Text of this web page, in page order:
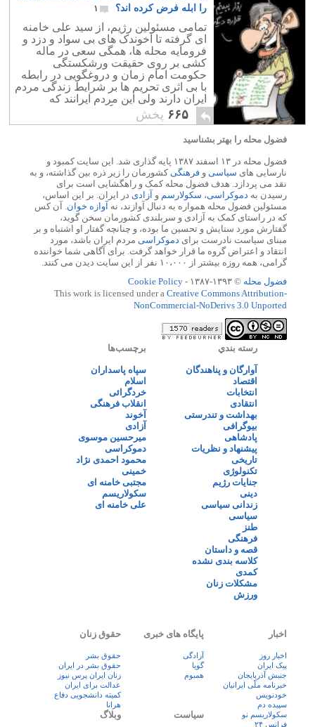
را ابله فرض کرده اند؟
۱
تمامی مسئولین رژیم، از سید علی خامنه
ای گرفته تا آخوندک های بی سواد و دزد و
فرومایه محله ها، همگی سعی در ماله
کشی بر روی حقیقت ورشکستگی
حکومت امام زمان و دروغگویی در رابطه
با بی اثری تحریم ها بر شرایط زندگی مردم
ایران دارند ولی این مردم ایرانند که
درشرابط دردناک زندگی به سر می برند و
قربانی می شوند.
۶۶۵ پخش
فضول محله را بهتر بشناسید
فضول محله در ۱۳ اسفند ۱۳۸۷ پایه گذاری شد. این سایت کمبود و
نارسایی های سیاسی و فرهنگیکشورمان را زیر ذره بین گذاشته، و به
نقد می پردازد. هدف فضول محله کمک و راهگشایی است برای
رسیدن به دموکراسی، سکولارسم و آزادی در ایران. بر این اساس،
مسئولین فضول محله همواره به دنبال آوازند، نه آوازه خوان. آن کس
که در راستای کمک به آزادی و سربلندی کشورمان سخن گوید،
گفتارش مورد ستایش و تحسین ما بوده، و چنانچه گفتار او اشتباه و بر
مبنای سیاست نادرست برای دموکراسی مردم ایران باشد، مورد
انتقاد و اعتراض گروه ما قرار خواهد گرفت. برای آگاهی شما خواننده
گرامی، همه روزه بیشتر از ۱۰،۰۰۰ نفر از این سایت دیدن می کنند.
فضول محله © ۱۳۹۳-۱۳۸۷ -
Cookie Policy
This work is licensed under a Creative Commons Attribution-
NonCommercial-NoDerivs 3.0 Unported
رسته بندي
آوارگان و پناهندگان
اقتصاد
انتخابات
انتقادی
بهداشت و تندرستی
بیوگرافی
پادشاهی
پیشنهاد و نظریات
تاریخی
تکنولوژی
جنایات رژیم
دینی
زندانی سیاسی
سیاسی
طنز
فرهنگی
قصه و داستان
کلاسه بندی نشده
کمدی
مشکلات زنان
ورزش
برچسب‌ها
سپاه پاسداران
اسلام
خردگرائی
انقلاب فرهنگی
آخوند
آزادی
میرحسین موسوی
دموکراسی
محمود احمدی نژاد
خمینی
مجتبی خامنه ای
سکولاریسم
علی خامنه ای
اخبار
اخبار روز
پيک ايران
جنبش آذربایجان
خبرنامه ملّی ایرانیان
خودنویس
سپیده دم
سکولاریسم نو
فرانس ۲۴
پایگاه های خبری
آزادگی
گویا
همبوم
حقوق زنان
حقوق بشر
حقوق بشر در ایران
زنان ايران پرس نيوز
عدالت برای ایران
کمیته دانشجویی دفاع
هرانا
سیاست وبلاگ